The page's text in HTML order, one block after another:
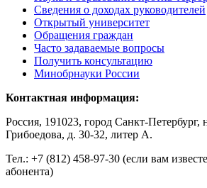
Сведения о доходах руководителей
Открытый университет
Обращения граждан
Часто задаваемые вопросы
Получить консультацию
Минобрнауки России
Контактная информация:
Россия, 191023, город Санкт-Петербург,
Грибоедова, д. 30-32, литер А.
Тел.: +7 (812) 458-97-30 (если вам
абонента)